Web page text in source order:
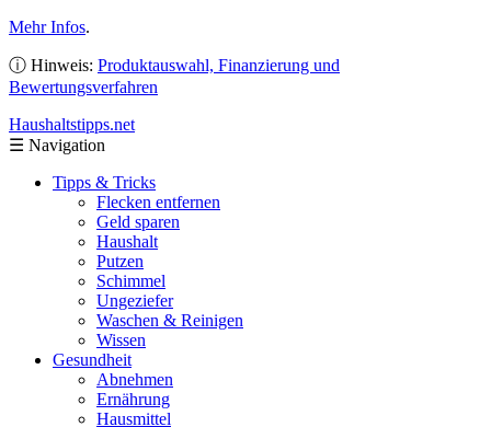
Mehr Infos.
ⓘ Hinweis: Produktauswahl, Finanzierung und
Bewertungsverfahren
Haushaltstipps.net
☰ Navigation
Tipps & Tricks
Flecken entfernen
Geld sparen
Haushalt
Putzen
Schimmel
Ungeziefer
Waschen & Reinigen
Wissen
Gesundheit
Abnehmen
Ernährung
Hausmittel